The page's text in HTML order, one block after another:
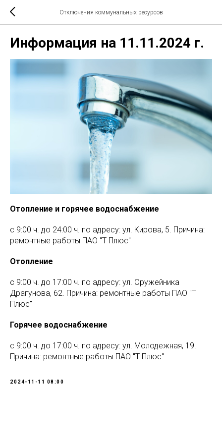
Отключения коммунальных ресурсов
Информация на 11.11.2024 г.
Отопление и горячее водоснабжение
с 9:00 ч. до 24:00 ч. по адресу: ул. Кирова, 5. Причина:
ремонтные работы ПАО "Т Плюс"
Отопление
с 9:00 ч. до 17:00 ч. по адресу: ул. Оружейника
Драгунова, 62. Причина: ремонтные работы ПАО "Т
Плюс"
Горячее водоснабжение
с 9:00 ч. до 17:00 ч. по адресу: ул. Молодежная, 19.
Причина: ремонтные работы ПАО "Т Плюс"
2024-11-11 08:00